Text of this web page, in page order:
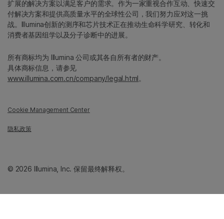
扩展的解决方案以满足客户的需求。作为一家重视合作互动、快速交
付解决方案和提供高质量水平的全球性公司，我们努力应对这一挑
战。Illumina创新的测序和芯片技术正在推动生命科学研究、转化和
消费者基因组学以及分子诊断中的进展。
所有商标均为 Illumina 公司或其各自所有者的财产。
具体商标信息，请参见
www.illumina.com.cn/company/legal.html。
Cookie Management Center
隐私政策
© 2026 Illumina, Inc. 保留最终解释权。